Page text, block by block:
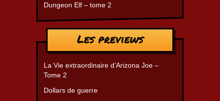
Dungeon Elf – tome 2
Les previews
La Vie extraordinaire d’Arizona Joe –
Tome 2
Dollars de guerre